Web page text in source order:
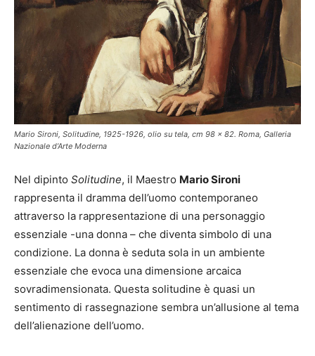
Mario Sironi, Solitudine, 1925-1926, olio su tela, cm 98 x 82. Roma, Galleria
Nazionale d’Arte Moderna
Nel dipinto Solitudine, il Maestro Mario Sironi
rappresenta il dramma dell’uomo contemporaneo
attraverso la rappresentazione di una personaggio
essenziale -una donna – che diventa simbolo di una
condizione. La donna è seduta sola in un ambiente
essenziale che evoca una dimensione arcaica
sovradimensionata. Questa solitudine è quasi un
sentimento di rassegnazione sembra un’allusione al tema
dell’alienazione dell’uomo.